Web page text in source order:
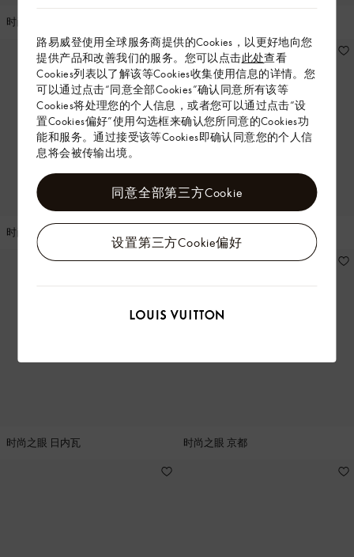
路易威登使用全球服务商提供的Cookies，以更好地向您
提供产品和改善我们的服务。您可以点击此处查看
Cookies列表以了解该等Cookies收集使用信息的详情。您
可以通过点击“同意全部Cookies”确认同意所有该等
Cookies将处理您的个人信息，或者您可以通过点击“设
置Cookies偏好”使用勾选框来确认您所同意的Cookies功
能和服务。通过接受该等Cookies即确认同意您的个人信
息将会被传输出境。
设置第三方Cookie偏好
同意全部第三方Cookie
时尚之眼 诺曼底
时尚之眼 威尼斯
时尚之眼 日内瓦 时尚之眼 京都